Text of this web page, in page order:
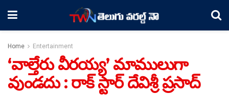
Home Entertainment
‘వాల్తేరు వీరయ్య’ మాములుగా
వుండదు : రాక్ స్టార్ దేవిశ్రీ ప్రసాద్